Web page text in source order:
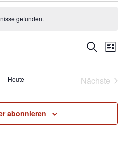
gefunden.
und
SucheListe
Heute Nächste
abonnieren